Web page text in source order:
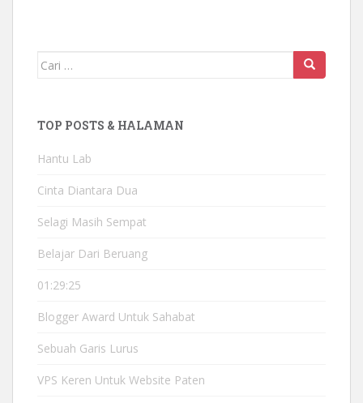
Mencari:
TOP POSTS & HALAMAN
Hantu Lab
Cinta Diantara Dua
Selagi Masih Sempat
Belajar Dari Beruang
01:29:25
Blogger Award Untuk Sahabat
Sebuah Garis Lurus
VPS Keren Untuk Website Paten